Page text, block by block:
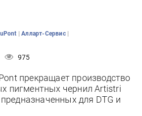
|Алларт-Сервис |
975
прекращает производство
пигментных чернил Artistri
для DTG и